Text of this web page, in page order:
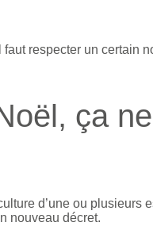
respecter un certain
ça ne
d’une ou plusieurs
nouveau décret.